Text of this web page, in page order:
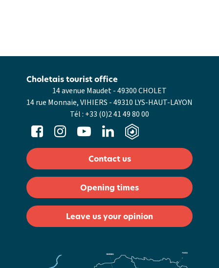
14 avenue Maudet - 49300 CHOLET
14 rue Monnaie, VIHIERS - 49310 LYS-HAUT-LAYON
Tél : +33 (0)2 41 49 80 00
Choletais tourist office
Contact us
Opening times
Leave us your opinion